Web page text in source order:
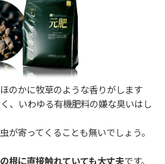
のかに牧草のような香りがします
、いわゆる有機肥料の嫌な臭いはし
が寄ってくることも無いでしょう。
根に直接触れていても大丈夫です。